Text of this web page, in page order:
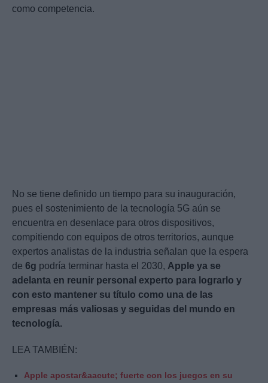
como competencia.
No se tiene definido un tiempo para su inauguración,
pues el sostenimiento de la tecnología 5G aún se
encuentra en desenlace para otros dispositivos,
compitiendo con equipos de otros territorios, aunque
expertos analistas de la industria señalan que la espera
de 6g podría terminar hasta el 2030, Apple ya se
adelanta en reunir personal experto para lograrlo y
con esto mantener su título como una de las
empresas más valiosas y seguidas del mundo en
tecnología.
LEA TAMBIÉN:
Apple apostar&aacute; fuerte con los juegos en su